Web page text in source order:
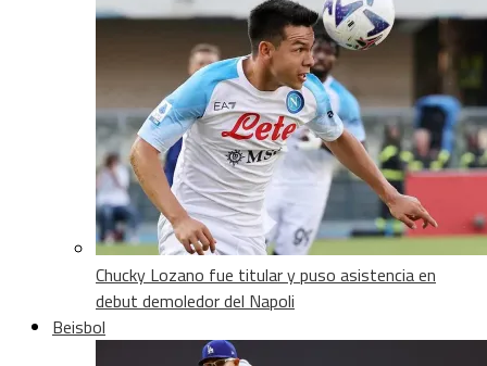
Chucky Lozano fue titular y puso asistencia en
debut demoledor del Napoli
Beisbol